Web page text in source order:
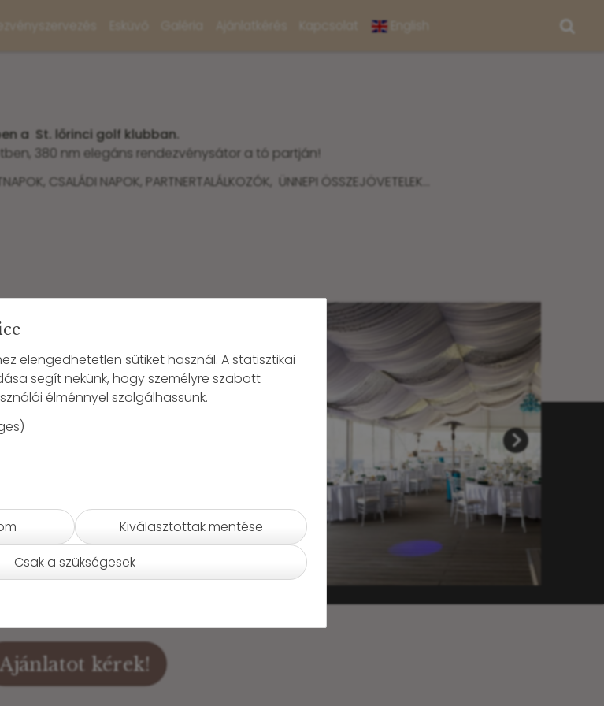
Esküvő Ajánlatkérés Kapcsolat
a St. lőrinci golf klubban.
380 nm elegáns rendezvénysátor a tó partján!
CSALÁDI NAPOK, PARTNERTALÁLKOZÓK, ÜNNEPI ÖSSZEJÖVETELEK…
Ajánlatot kérek!
elengedhetetlen sütiket használ. A statisztikai
segít nekünk, hogy személyre szabott
élménnyel szolgálhassunk.
Kiválasztottak mentése
Csak a szükségesek